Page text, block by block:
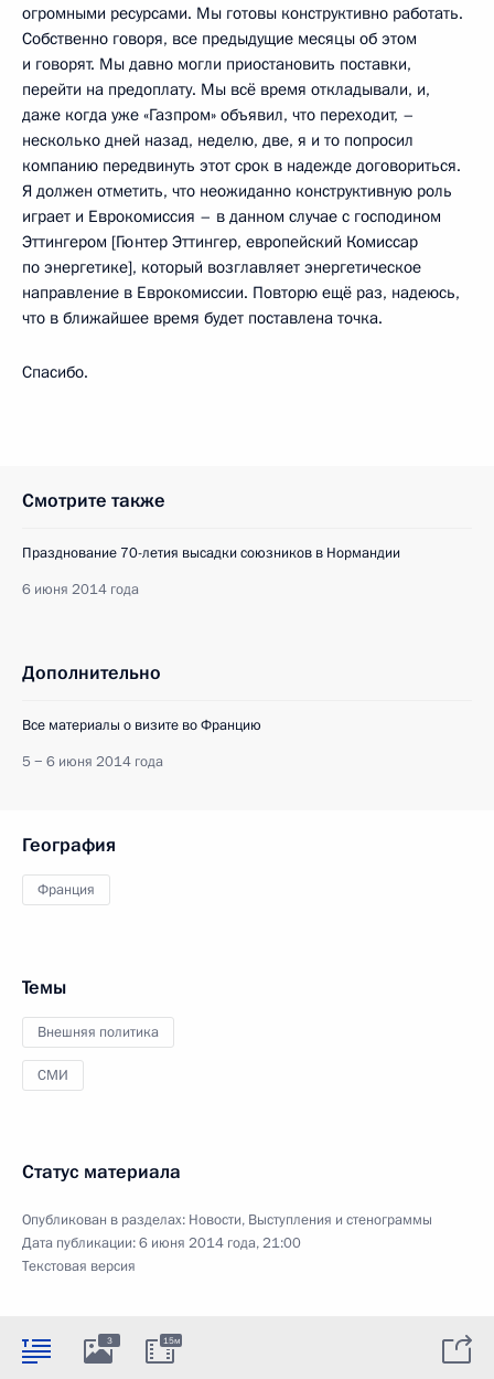
огромными ресурсами. Мы готовы конструктивно работать.
Собственно говоря, все предыдущие месяцы об этом
и говорят. Мы давно могли приостановить поставки,
перейти на предоплату. Мы всё время откладывали, и,
даже когда уже «Газпром» объявил, что переходит, –
несколько дней назад, неделю, две, я и то попросил
компанию передвинуть этот срок в надежде договориться.
Я должен отметить, что неожиданно конструктивную роль
играет и Еврокомиссия – в данном случае с господином
Эттингером [Гюнтер Эттингер, европейский Комиссар
по энергетике], который возглавляет энергетическое
направление в Еврокомиссии. Повторю ещё раз, надеюсь,
что в ближайшее время будет поставлена точка.
Спасибо.
Смотрите также
Празднование 70-летия высадки союзников в Нормандии
6 июня 2014 года
Дополнительно
Все материалы о визите во Францию
5 − 6 июня 2014 года
География
Франция
Темы
Внешняя политика
СМИ
Статус материала
Опубликован в разделах: Новости, Выступления и стенограммы
Дата публикации:6 июня 2014 года, 21:00
Текстовая версия
3 15м